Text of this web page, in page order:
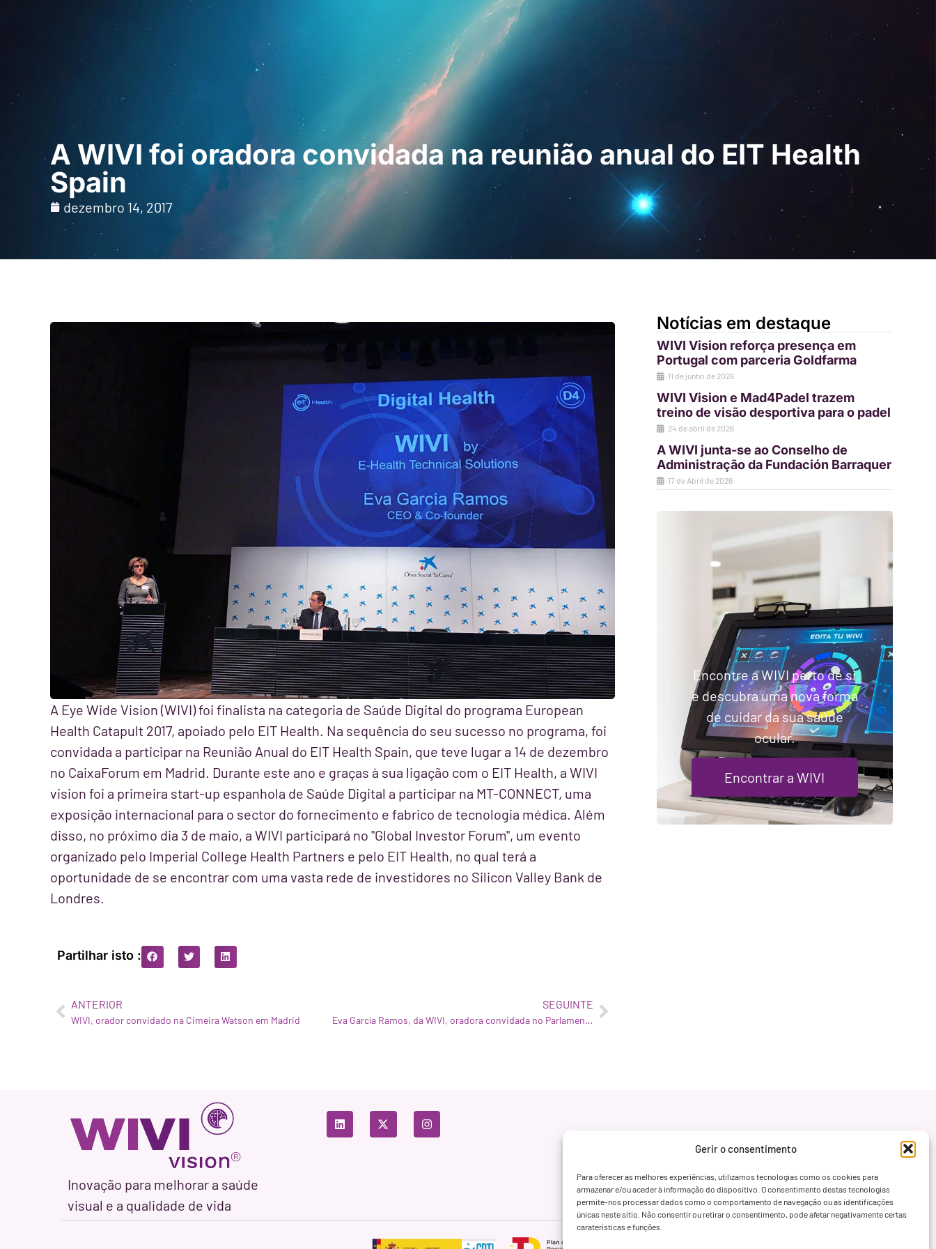
Gerir o consentimento
Para oferecer as melhores experiências, utilizamos tecnologias como os cookies para
armazenar e/ou aceder à informação do dispositivo. O consentimento destas tecnologias
permite-nos processar dados como o comportamento de navegação ou as identificações
únicas neste sítio. Não consentir ou retirar o consentimento, pode afetar negativamente certas
caraterísticas e funções.
Para profissionais Para os doentes
Pedir uma
A WIVI foi oradora convidada na reunião anual do EIT Health
Spain
dezembro 14, 2017
A Eye Wide Vision (WIVI) foi finalista na categoria de Saúde Digital do programa European
Health Catapult 2017, apoiado pelo EIT Health. Na sequência do seu sucesso no programa, foi
convidada a participar na Reunião Anual do EIT Health Spain, que teve lugar a 14 de dezembro
no CaixaForum em Madrid. Durante este ano e graças à sua ligação com o EIT Health, a WIVI
vision foi a primeira start-up espanhola de Saúde Digital a participar na MT-CONNECT, uma
exposição internacional para o sector do fornecimento e fabrico de tecnologia médica. Além
disso, no próximo dia 3 de maio, a WIVI participará no "Global Investor Forum", um evento
organizado pelo Imperial College Health Partners e pelo EIT Health, no qual terá a
oportunidade de se encontrar com uma vasta rede de investidores no Silicon Valley Bank de
Londres.
Partilhar isto :
ANTERIOR
WIVI, orador convidado na Cimeira Watson em Madrid
SEGUINTE
Eva García Ramos, da WIVI, oradora convidada no Parlamento Europeu
Notícias em destaque
WIVI Vision reforça presença em
Portugal com parceria Goldfarma
11 de junho de 2026
WIVI Vision e Mad4Padel trazem
treino de visão desportiva para o padel
24 de abril de 2026
A WIVI junta-se ao Conselho de
Administração da Fundación Barraquer
17 de Abril de 2026
Encontre a WIVI perto de si
e descubra uma nova forma
de cuidar da sua saúde
ocular.
Encontrar a WIVI
Inovação para melhorar a saúde
visual e a qualidade de vida